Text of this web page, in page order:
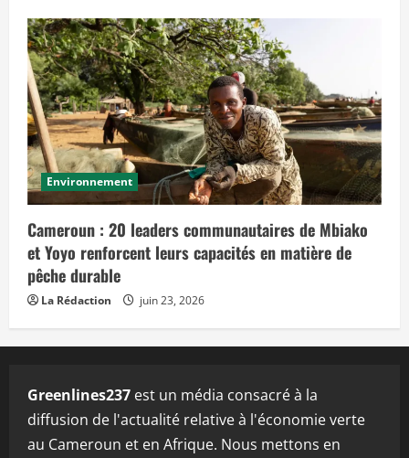
Environnement
Cameroun : 20 leaders communautaires de Mbiako
et Yoyo renforcent leurs capacités en matière de
pêche durable
La Rédaction juin 23, 2026
Greenlines237 est un média consacré à la
diffusion de l'actualité relative à l'économie verte
au Cameroun et en Afrique. Nous mettons en